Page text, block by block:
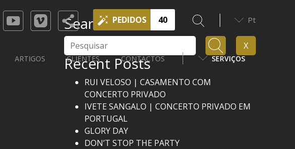
PEDIDOS 40 Pt
ARTIGOS CLIENTES CONTACTOS SERVIÇOS
Search
Pesquisar X
Recent Posts
RUI VELOSO | CASAMENTO COM
CONCERTO PRIVADO
IVETE SANGALO | CONCERTO PRIVADO EM
PORTUGAL
GLORY DAY
DON’T STOP THE PARTY